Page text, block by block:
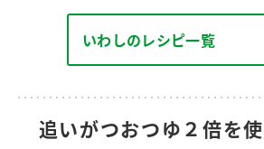
いわしのレシピ一覧
追いがつおつゆ２倍を